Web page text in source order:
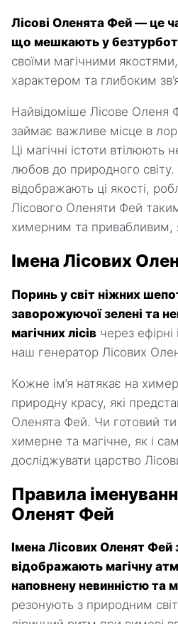
Лісові Оленята Фей — це
що мешкають у
своїми магічними
характером та глибоким
Найвідоміше Лісове
займає важливе місце в
Ці магічні істоти втілюють
любов до природного світу.
відображають ці якості,
Лісового Оленяти Фей
химерним та привабливим,
Імена Лісових
Поринь у світ ніжних
заворожуючої зелені та
магічних лісів через
наш генератор Лісових
Кожне ім’я натякає на
природну красу, які
Оленята Фей. Чи готовий ти
химерне та магічне, як і
досліджувати царство
Правила
Оленят Фей
Імена Лісових Оленят
відображають магічну
наповнену невинністю та
резонують з природним